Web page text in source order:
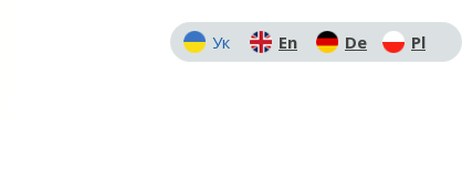
Ук En De Pl